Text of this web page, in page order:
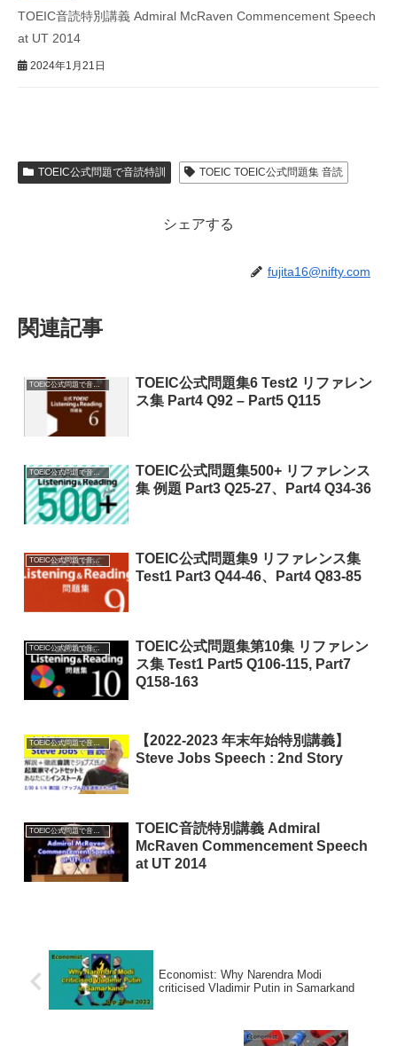
TOEIC音読特別講義 Admiral McRaven Commencement Speech
at UT 2014
2024年1月21日
TOEIC公式問題で音読特訓 TOEIC TOEIC公式問題集 音読
シェアする
fujita16@nifty.com
関連記事
TOEIC公式問題で音読特訓
TOEIC公式問題集6 Test2 リファレン
ス集 Part4 Q92 – Part5 Q115
TOEIC公式問題で音読特訓
TOEIC公式問題集500+ リファレンス
集 例題 Part3 Q25-27、Part4 Q34-36
TOEIC公式問題で音読特訓
TOEIC公式問題集9 リファレンス集
Test1 Part3 Q44-46、Part4 Q83-85
TOEIC公式問題で音読特訓
TOEIC公式問題集第10集 リファレン
ス集 Test1 Part5 Q106-115, Part7
Q158-163
【2022-2023 年末年始特別講義】
Steve Jobs Speech : 2nd Story
TOEIC音読特別講義 Admiral
McRaven Commencement Speech
at UT 2014
Economist: Why Narendra Modi
criticised Vladimir Putin in Samarkand